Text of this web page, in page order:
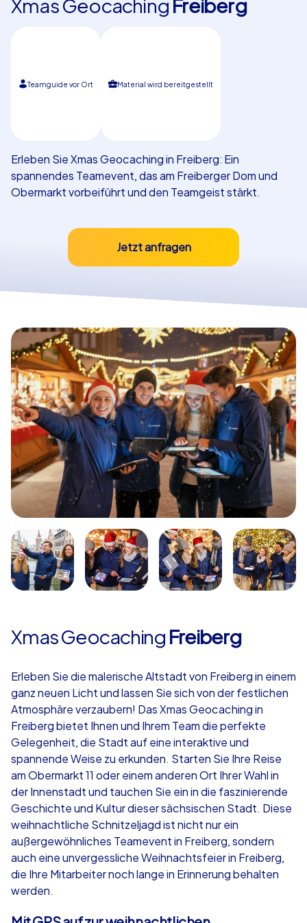
Xmas Geocaching Freiberg
Teamguide vor Ort Material wird bereitgestellt
Erleben Sie Xmas Geocaching in Freiberg: Ein
spannendes Teamevent, das am Freiberger Dom und
Obermarkt vorbeiführt und den Teamgeist stärkt.
Jetzt anfragen
Xmas Geocaching Freiberg
Erleben Sie die malerische Altstadt von Freiberg in einem
ganz neuen Licht und lassen Sie sich von der festlichen
Atmosphäre verzaubern! Das Xmas Geocaching in
Freiberg bietet Ihnen und Ihrem Team die perfekte
Gelegenheit, die Stadt auf eine interaktive und
spannende Weise zu erkunden. Starten Sie Ihre Reise
am Obermarkt 11 oder einem anderen Ort Ihrer Wahl in
der Innenstadt und tauchen Sie ein in die faszinierende
Geschichte und Kultur dieser sächsischen Stadt. Diese
weihnachtliche Schnitzeljagd ist nicht nur ein
außergewöhnliches Teamevent in Freiberg, sondern
auch eine unvergessliche Weihnachtsfeier in Freiberg,
die Ihre Mitarbeiter noch lange in Erinnerung behalten
werden.